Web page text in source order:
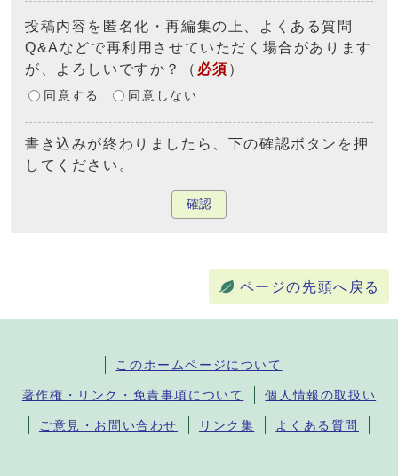
投稿内容を匿名化・再編集の上、よくある質問
Q&Aなどで再利用させていただく場合があります
が、よろしいですか？
（ 必須 ）
同意する 同意しない
書き込みが終わりましたら、下の確認ボタンを押
してください。
確認
ページの先頭へ戻る
このホームページについて
著作権・リンク・免責事項について 個人情報の取扱い
ご意見・お問い合わせ リンク集 よくある質問